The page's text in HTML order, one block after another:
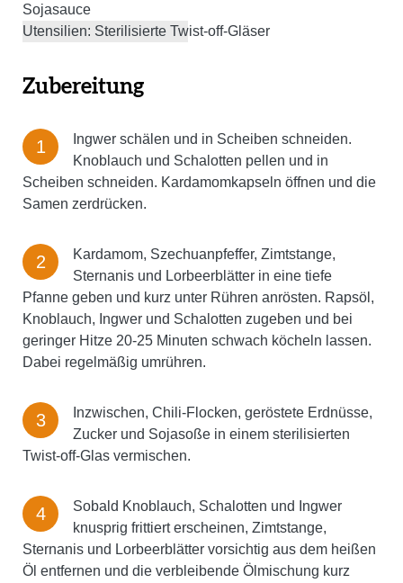
Sojasauce
Utensilien: Sterilisierte Twist-off-Gläser
Zubereitung
Ingwer schälen und in Scheiben schneiden.
Knoblauch und Schalotten pellen und in
Scheiben schneiden. Kardamomkapseln öffnen und die
Samen zerdrücken.
Kardamom, Szechuanpfeffer, Zimtstange,
Sternanis und Lorbeerblätter in eine tiefe
Pfanne geben und kurz unter Rühren anrösten. Rapsöl,
Knoblauch, Ingwer und Schalotten zugeben und bei
geringer Hitze 20-25 Minuten schwach köcheln lassen.
Dabei regelmäßig umrühren.
Inzwischen, Chili-Flocken, geröstete Erdnüsse,
Zucker und Sojasoße in einem sterilisierten
Twist-off-Glas vermischen.
Sobald Knoblauch, Schalotten und Ingwer
knusprig frittiert erscheinen, Zimtstange,
Sternanis und Lorbeerblätter vorsichtig aus dem heißen
Öl entfernen und die verbleibende Ölmischung kurz